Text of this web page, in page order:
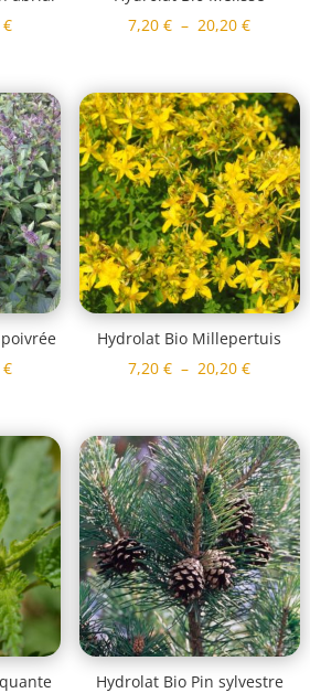
€Plage
7,20 €
à
20,20 €
7,20€ – 20,20€Plage
7,20 €
à
20,20 €
€Plage
7,20 €
à
20,20 €
Hydrolat Bio Millepertuis
7,20€ – 20,20€Plage
7,20 €
à
20,20 €
Hydrolat Bio Pin sylvestre